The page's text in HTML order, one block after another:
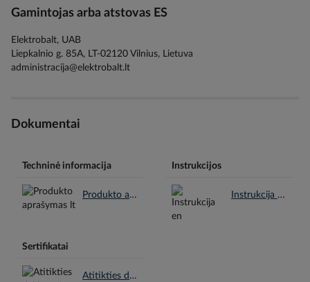
Gamintojas arba atstovas ES
Elektrobalt, UAB
Liepkalnio g. 85A, LT-02120 Vilnius, Lietuva
administracija@elektrobalt.lt
Dokumentai
Techninė informacija
Produkto aprašymas lt.pdf
Instrukcijos
Instrukcija en.pdf
Sertifikatai
Atitikties deklaracija CE en.pdf